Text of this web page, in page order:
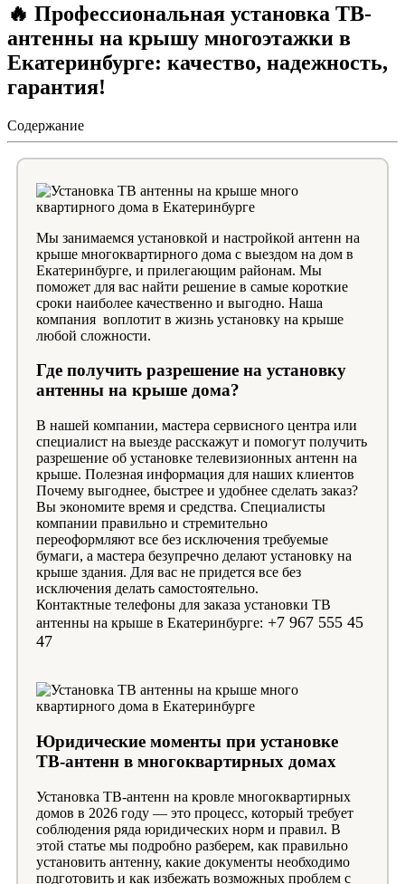
🔥 Профессиональная установка ТВ-
антенны на крышу многоэтажки в
Екатеринбурге: качество, надежность,
гарантия!
Содержание
Мы занимаемся установкой и настройкой антенн на
крыше многоквартирного дома с выездом на дом в
Екатеринбурге, и прилегающим районам. Мы
поможет для вас найти решение в самые короткие
сроки наиболее качественно и выгодно. Наша
компания воплотит в жизнь установку на крыше
любой сложности.
Где получить разрешение на установку
антенны на крыше дома?
В нашей компании, мастера сервисного центра или
специалист на выезде расскажут и помогут получить
разрешение об установке телевизионных антенн на
крыше. Полезная информация для наших клиентов
Почему выгоднее, быстрее и удобнее сделать заказ?
Вы экономите время и средства. Специалисты
компании правильно и стремительно
переоформляют все без исключения требуемые
бумаги, а мастера безупречно делают установку на
крыше здания. Для вас не придется все без
исключения делать самостоятельно.
Контактные телефоны для заказа установки ТВ
антенны на крыше в Екатеринбурге: +7 967 555 45
47
Юридические моменты при установке
ТВ-антенн в многоквартирных домах
Установка ТВ-антенн на кровле многоквартирных
домов в 2026 году — это процесс, который требует
соблюдения ряда юридических норм и правил. В
этой статье мы подробно разберем, как правильно
установить антенну, какие документы необходимо
подготовить и как избежать возможных проблем с